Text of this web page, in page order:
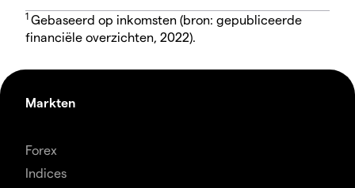
1 Gebaseerd op inkomsten (bron: gepubliceerde
financiële overzichten, 2022).
Markten
Forex
Indices